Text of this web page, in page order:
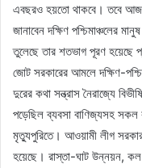
এবছরও হয়তো থাকবে। তবে
জানাবেন দক্ষিণ পশ্চিমাঞ্চলের
তুলেছে তার শতভাগ পূরণ হয়েছে
জোট সরকারের আমলে দক্ষিণ-
দুরের কথা সন্ত্রাস নৈরাজ্যে
পড়েছিল ব্যবসা বাণিজ্যসহ সকল
মৃত্যুপুরিতে। আওয়ামী লীগ সরকার
হয়েছে। রাস্তা-ঘাট উন্নয়ন,